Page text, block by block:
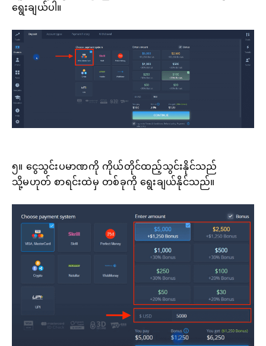
ရွေးချယ်ပါ။
၅။ ငွေသွင်းပမာဏကို ကိုယ်တိုင်ထည့်သွင်းနိုင်သည်
သို့မဟုတ် စာရင်းထဲမှ တစ်ခုကို ရွေးချယ်နိုင်သည်။